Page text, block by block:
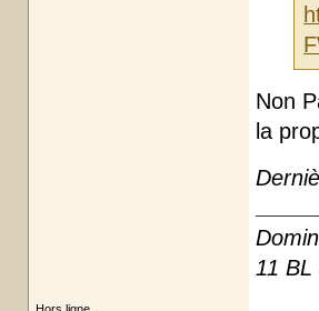
Non
la
11 BL
Hors ligne